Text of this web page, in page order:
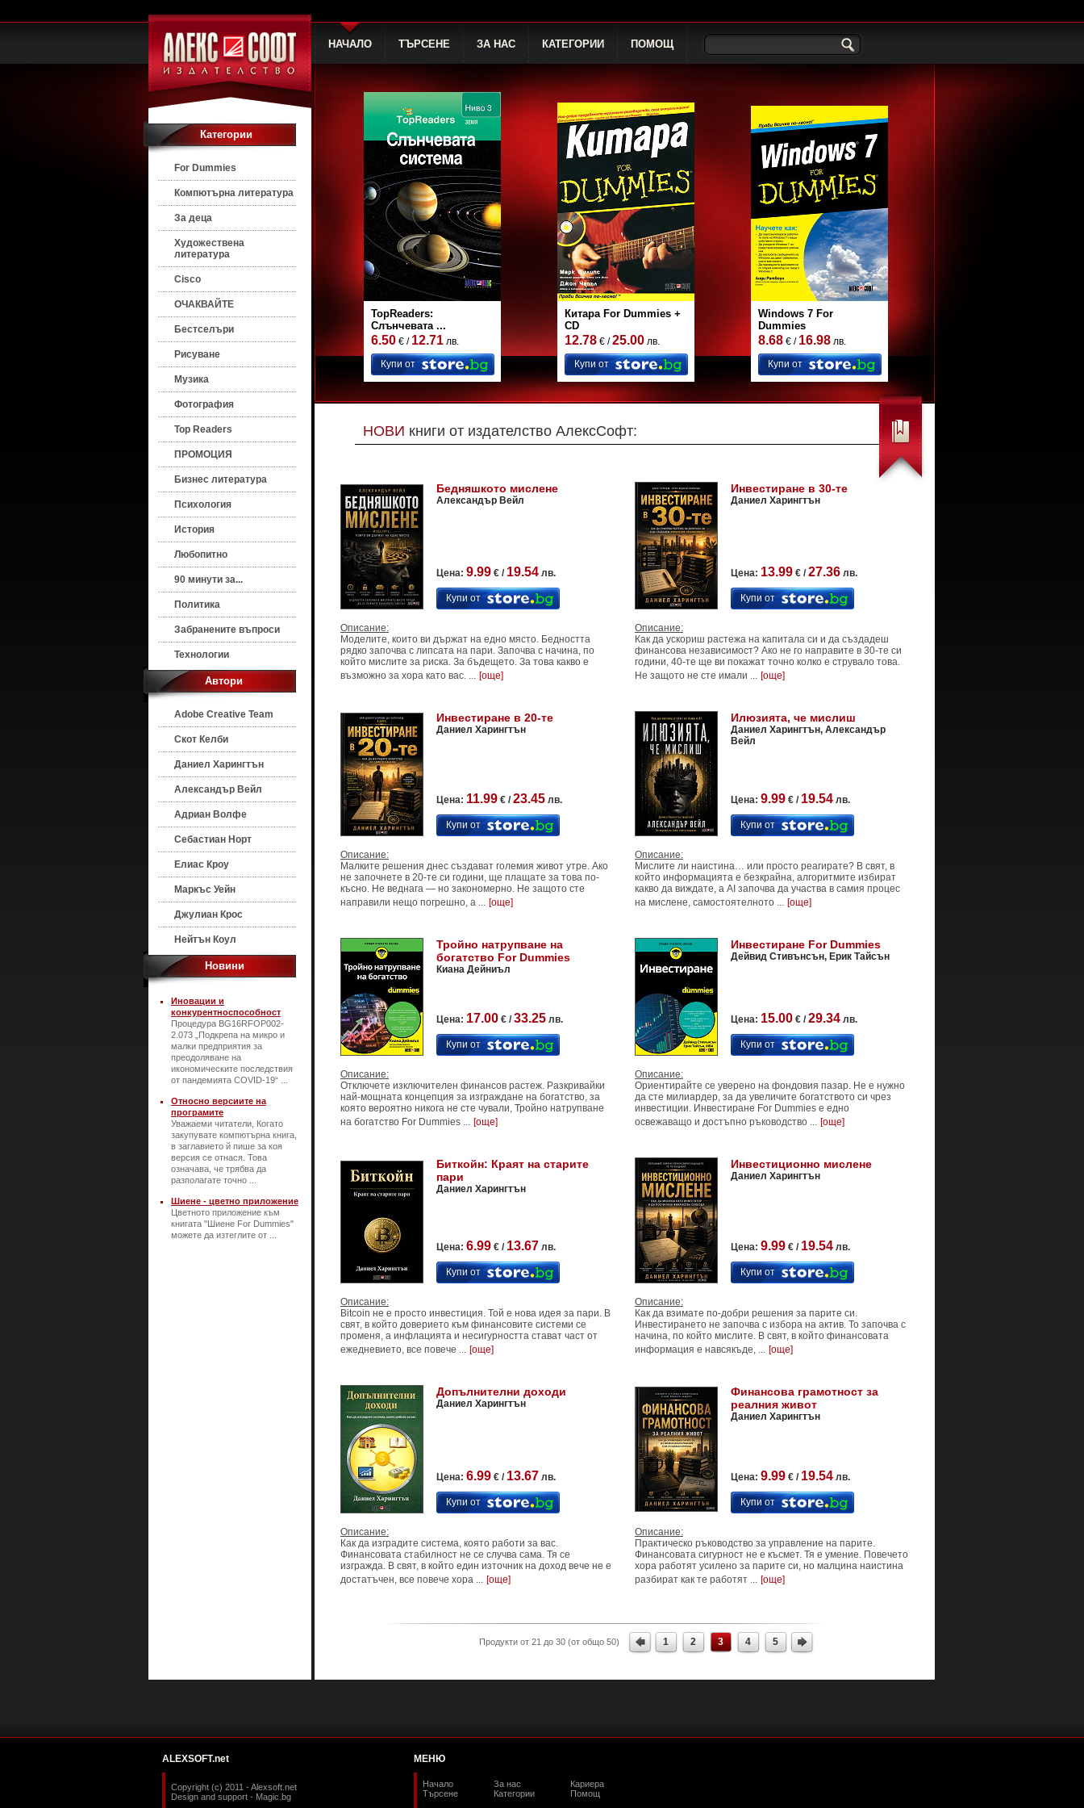
НАЧАЛО ТЪРСЕНЕ ЗА НАС КАТЕГОРИИ ПОМОЩ
Категории
For Dummies
Компютърна литература
За деца
Художествена
литература
Cisco
ОЧАКВАЙТЕ
Бестселъри
Рисуване
Музика
Фотография
Top Readers
ПРОМОЦИЯ
Бизнес литература
Психология
История
Любопитно
90 минути за...
Политика
Забранените въпроси
Технологии
Автори
Adobe Creative Team
Скот Келби
Даниел Харингтън
Александър Вейл
Адриан Волфе
Себастиан Норт
Елиас Кроу
Маркъс Уейн
Джулиан Крос
Нейтън Коул
Новини
Иновации и
конкурентноспособност
Процедура BG16RFOP002-
2.073 „Подкрепа на микро и
малки предприятия за
преодоляване на
икономическите последствия
от пандемията COVID-19“ ...
Относно версиите на
програмите
Уважаеми читатели, Когато
закупувате компютърна книга,
в заглавието й пише за коя
версия се отнася. Това
означава, че трябва да
разполагате точно ...
Шиене - цветно приложение
Цветното приложение към
книгата "Шиене For Dummies"
можете да изтеглите от ...
TopReaders:
Слънчевата ...
6.50 € / 12.71 лв.
Купи от
Китара For Dummies +
CD
12.78 € /25.00 лв.
Купи от
Windows 7 For
Dummies
8.68 € / 16.98 лв.
Купи от
НОВИ книги от издателство АлексСофт:
Бедняшкото мислене
Александър Вейл
Инвестиране в 30-те
Даниел Харингтън
Цена: 9.99 € / 19.54 лв.
Купи от
Цена: 13.99 € /27.36 лв.
Купи от
Описание:
Моделите, които ви държат на едно място. Бедността
рядко започва с липсата на пари. Започва с начина, по
който мислите за риска. За бъдещето. За това какво е
възможно за хора като вас. ... [още]
Описание:
Как да ускориш растежа на капитала си и да създадеш
финансова независимост? Ако не го направите в 30-те си
години, 40-те ще ви покажат точно колко е струвало това.
Не защото не сте имали ... [още]
Инвестиране в 20-те
Даниел Харингтън
Илюзията, че мислиш
Даниел Харингтън, Александър
Вейл
Цена: 11.99 € /23.45 лв.
Купи от
Цена: 9.99 € / 19.54 лв.
Купи от
Описание:
Малките решения днес създават големия живот утре. Ако
не започнете в 20-те си години, ще плащате за това по-
късно. Не веднага — но закономерно. Не защото сте
направили нещо погрешно, а ... [още]
Описание:
Мислите ли наистина… или просто реагирате? В свят, в
който информацията е безкрайна, алгоритмите избират
какво да виждате, а AI започва да участва в самия процес
на мислене, самостоятелното ... [още]
Тройно натрупване на
богатство For Dummies
Киана Дейниъл
Инвестиране For Dummies
Дейвид Стивънсън, Ерик Тайсън
Цена: 17.00 € /33.25 лв.
Купи от
Цена: 15.00 € /29.34 лв.
Купи от
Описание:
Отключете изключителен финансов растеж. Разкривайки
най-мощната концепция за изграждане на богатство, за
която вероятно никога не сте чували, Тройно натрупване
на богатство For Dummies ... [още]
Описание:
Ориентирайте се уверено на фондовия пазар. Не е нужно
да сте милиардер, за да увеличите богатството си чрез
инвестиции. Инвестиране For Dummies е едно
освежаващо и достъпно ръководство ... [още]
Биткойн: Краят на старите
пари
Даниел Харингтън
Инвестиционно мислене
Даниел Харингтън
Цена: 6.99 € / 13.67 лв.
Купи от
Цена: 9.99 € / 19.54 лв.
Купи от
Описание:
Bitcoin не е просто инвестиция. Той е нова идея за пари. В
свят, в който доверието към финансовите системи се
променя, а инфлацията и несигурността стават част от
ежедневието, все повече ... [още]
Описание:
Как да взимате по-добри решения за парите си.
Инвестирането не започва с избора на актив. То започва с
начина, по който мислите. В свят, в който финансовата
информация е навсякъде, ... [още]
Допълнителни доходи
Даниел Харингтън
Финансова грамотност за
реалния живот
Даниел Харингтън
Цена: 6.99 € / 13.67 лв.
Купи от
Цена: 9.99 € / 19.54 лв.
Купи от
Описание:
Как да изградите система, която работи за вас.
Финансовата стабилност не се случва сама. Тя се
изгражда. В свят, в който един източник на доход вече не е
достатъчен, все повече хора ... [още]
Описание:
Практическо ръководство за управление на парите.
Финансовата сигурност не е късмет. Тя е умение. Повечето
хора работят усилено за парите си, но малцина наистина
разбират как те работят ... [още]
Продукти от 21 до 30 (от общо 50) 1 2 3 4 5
ALEXSOFT.net
Copyright (c) 2011 - Alexsoft.net
Design and support - Magic.bg
МЕНЮ
Начало
Търсене
За нас
Категории
Кариера
Помощ